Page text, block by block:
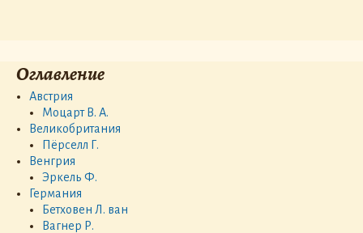
Оглавление
Австрия
Моцарт В. А.
Великобритания
Пёрселл Г.
Венгрия
Эркель Ф.
Германия
Бетховен Л. ван
Вагнер Р.